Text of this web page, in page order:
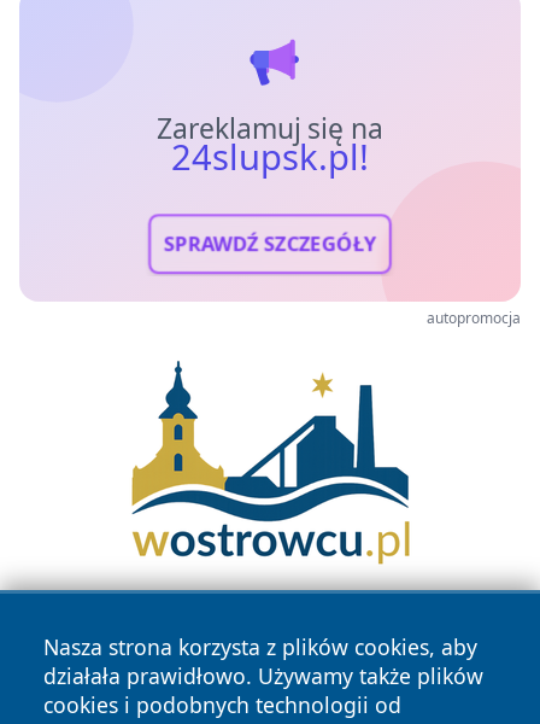
Zareklamuj się na
24slupsk.pl!
SPRAWDŹ SZCZEGÓŁY
autopromocja
Nasza strona korzysta z plików cookies, aby
działała prawidłowo. Używamy także plików
cookies i podobnych technologii od